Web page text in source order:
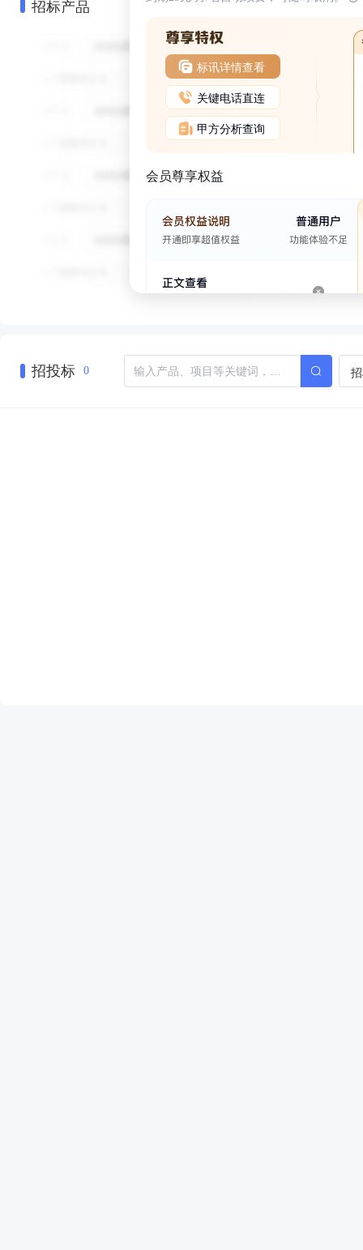
招标产品
标讯详情查看
关键电话直连
甲方分析查询
会员尊享权益
招投标 0